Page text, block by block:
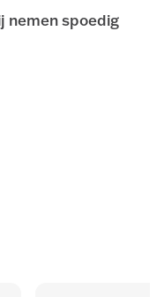
nemen spoedig